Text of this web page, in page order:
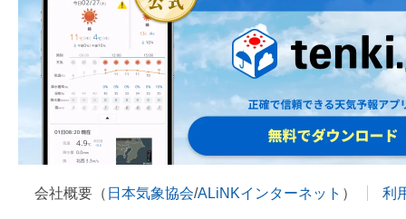
会社概要（ 日本気象協会/ALiNKインターネット ） 利